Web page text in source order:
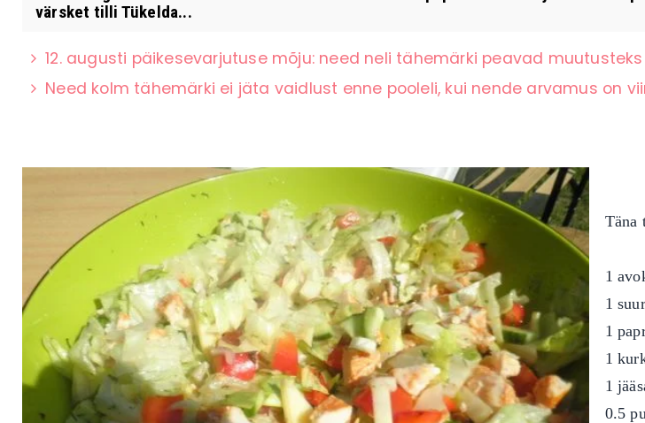
värsket tilli Tükelda...
12. augusti päikesevarjutuse mõju: need neli tähemärki peavad
Need kolm tähemärki ei jäta vaidlust enne pooleli, kui nende arvamus on
Täna
1
1
1
1
1
0.5